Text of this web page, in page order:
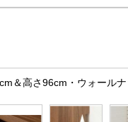
＆高さ96cm・ウォール